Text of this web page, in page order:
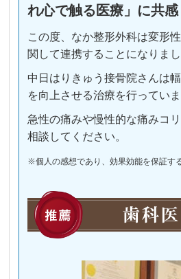
れ心で触る医療」に共感
この度、なか整形外科は変形
関して連携することになりまし
中日はりきゅう接骨院さんは
を向上させる治療を行っていま
急性の痛みや慢性的な痛みコ
相談してください。
※個人の感想であり、効果効能を保証す